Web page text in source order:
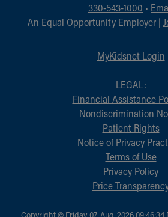
330-543-1000 •
An Equal Opportunity Employer |
MyKidsnet Login
LEGAL:
Financial Assistance
Nondiscrimination
Patient Rights
Notice of Privacy
Terms of Use
Privacy Policy
Price